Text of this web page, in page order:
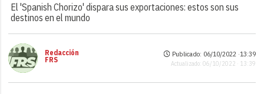
El 'Spanish Chorizo' dispara sus exportaciones: estos son sus
destinos en el mundo
Redacción
FRS
Publicado: 06/10/2022 ·13:39
Actualizado: 06/10/2022 · 13:39